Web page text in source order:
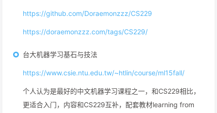
https://github.com/Doraemonzzz/CS229
https://doraemonzzz.com/tags/CS229/
台大机器学习基石与技法
https://www.csie.ntu.edu.tw/~htlin/course/ml15fall/
个人认为是最好的中文机器学习课程之一，和CS229相比，
更适合入门，内容和CS229互补，配套教材learning from